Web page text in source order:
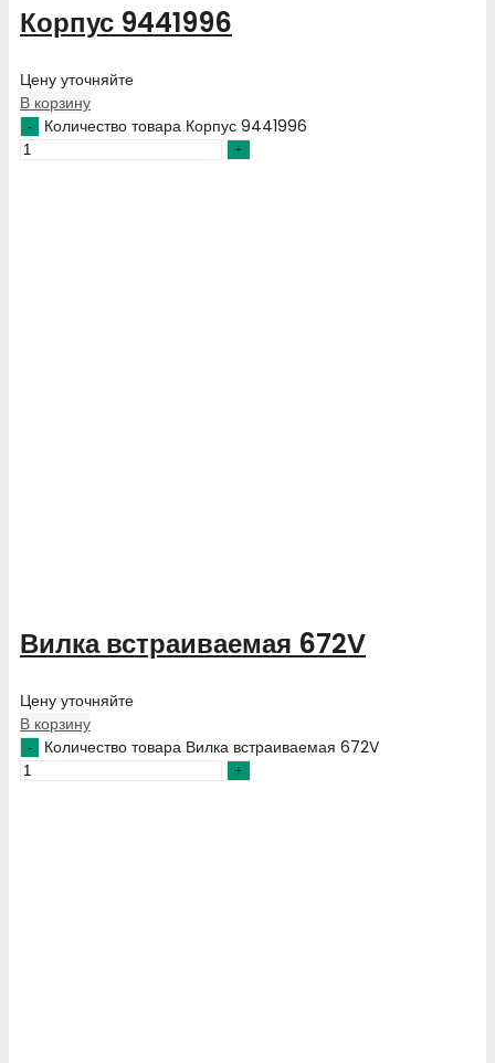
Корпус 9441996
Цену уточняйте
В корзину
Количество товара Корпус 9441996
Вилка встраиваемая 672V
Цену уточняйте
В корзину
Количество товара Вилка встраиваемая 672V